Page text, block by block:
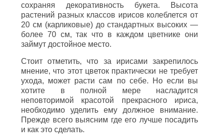
сохраняя декоративность букета. Высота
растений разных классов ирисов колеблется от
20 см (карликовые) до стандартных высоких —
более 70 см, так что в каждом цветнике они
займут достойное место.
Стоит отметить, что за ирисами закрепилось
мнение, что этот цветок практически не требует
ухода, может расти сам по себе. Но если вы
хотите в полной мере насладится
неповторимой красотой прекрасного ириса,
необходимо уделить ему должное внимание.
Прежде всего выясним где его лучше посадить
и как это сделать.